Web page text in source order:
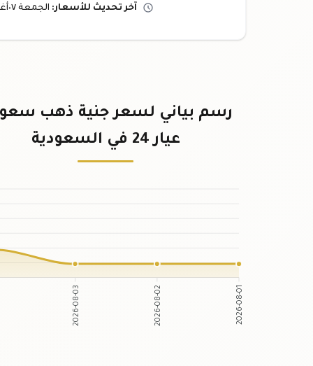
آخر تحديث للأسعار: الجمعة ٠٧
رسم بياني لسعر جنية ذهب
عيار 24 في السعودية
2026-08-03 2026-08-02 2026-08-01